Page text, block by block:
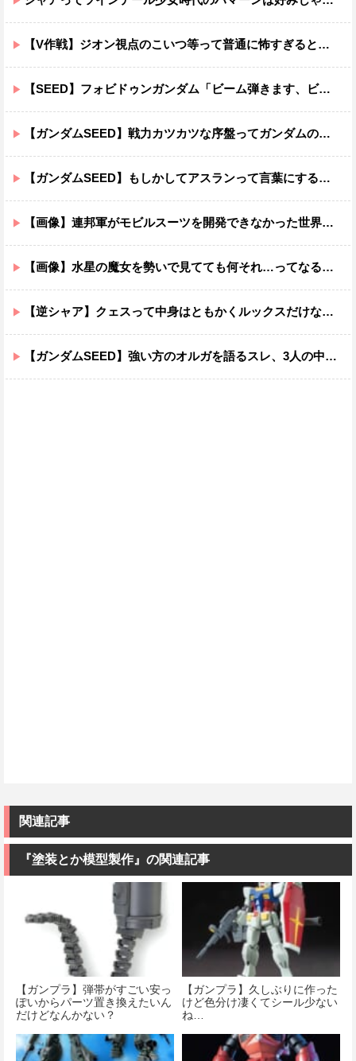
【V作戦】ジオン視点のこいつ等って普通に怖すぎると思う…
【SEED】フォビドゥンガンダム「ビーム弾きます、ビーム曲げられます、空飛びます」←二世代目でこれ出来るのおかしいだろ
【ガンダムSEED】戦力カツカツな序盤ってガンダムの中だと割と珍しい気がする
【ガンダムSEED】もしかしてアスランって言葉にするのが下手なだけでめっちゃいい人なのでは？
【画像】連邦軍がモビルスーツを開発できなかった世界線のガンダムｗｗｗｗｗｗｗ
【画像】水星の魔女を勢いで見てても何それ…ってなる部分ｗｗｗｗｗｗｗｗ
【逆シャア】クェスって中身はともかくルックスだけなら最高だな
【ガンダムSEED】強い方のオルガを語るスレ、3人の中でも強化は一番されてない方
関連記事
『塗装とか模型製作』の関連記事
【ガンプラ】弾帯がすごい安っ
ぽいからパーツ置き換えたいん
だけどなんかない？
【ガンプラ】久しぶりに作った
けど色分け凄くてシール少ない
ね…